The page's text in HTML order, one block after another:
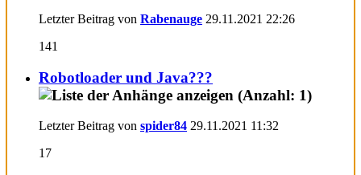
Letzter Beitrag von Rabenauge 29.11.2021 22:26
141
Robotloader und Java???
Letzter Beitrag von spider84 29.11.2021 11:32
17